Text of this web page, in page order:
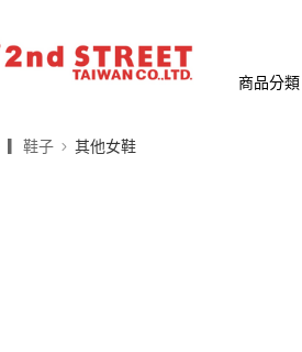
商品分類
▎鞋子 其他女鞋